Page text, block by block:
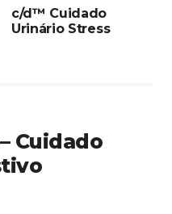
c/d™ Cuidado
Urinário Stress
Cuidado